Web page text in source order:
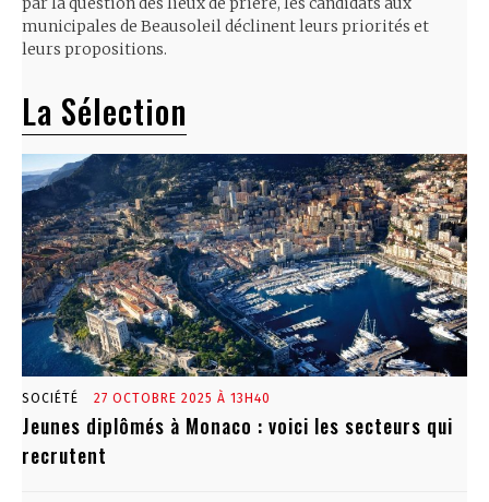
municipales de Beausoleil déclinent leurs priorités et
leurs propositions.
La Sélection
SOCIÉTÉ 27 OCTOBRE 2025 À 13H40
Jeunes diplômés à Monaco : voici les secteurs qui
recrutent